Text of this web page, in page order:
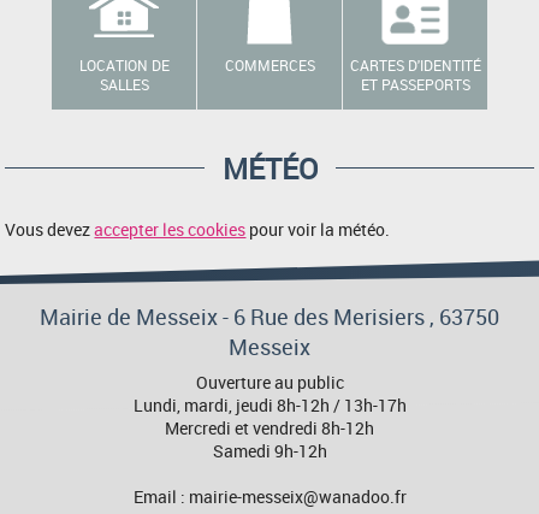
LOCATION DE
SALLES
COMMERCES
CARTES D'IDENTITÉ
ET PASSEPORTS
MÉTÉO
Vous devezaccepter les cookies pour voir la météo.
Mairie de Messeix - 6 Rue des Merisiers , 63750
Messeix
Ouverture au public
Lundi, mardi, jeudi 8h-12h / 13h-17h
Mercredi et vendredi 8h-12h
Samedi 9h-12h
Email : mairie-messeix@wanadoo.fr